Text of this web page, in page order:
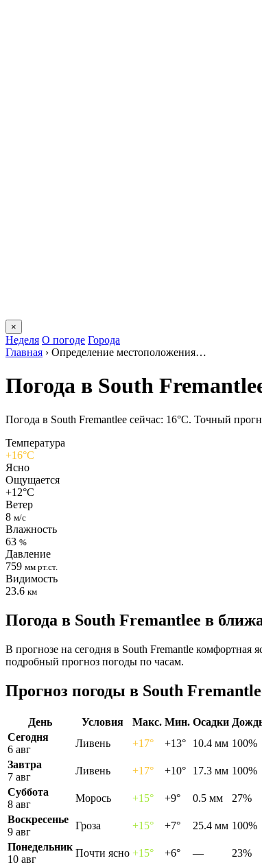
×
Неделя О погоде Города
Главная › Определение местоположения…
Погода в South
Погода в South Fremantleе сейчас: 16°C. Точный
Температура
+16°C
Ясно
Ощущается
+12°C
Ветер
8 м/с
Влажность
63 %
Давление
759 мм рт.ст.
Видимость
23.6 км
Погода в South Fremantleе в
В прогнозе на сегодня в South Fremantle
подробный прогноз погоды по часам.
Прогноз погоды в South
День Условия Макс. Мин. Осадки
Сегодня
6 авг
Ливень +17° +13° 10.4 мм 100%
Завтра
7 авг
Ливень +17° +10° 17.3 мм 100%
Суббота
8 авг
Морось +15° +9° 0.5 мм
27%
Воскресенье
9 авг
Гроза +15° +7° 25.4 мм 100%
Понедельник
10 авг
Почти ясно +15° +6° —
23%